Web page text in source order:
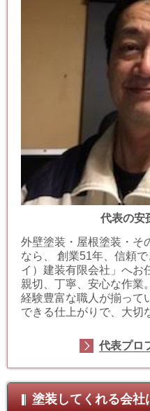
代表の安
外壁塗装・屋根塗装・そ
なら、 創業51年、信頼
イ）建装有限会社」へお
親切、丁寧、安心な作業。
経験豊富な職人が揃って
できる仕上がりで、大切
代表プロ
塗装してくれる会社